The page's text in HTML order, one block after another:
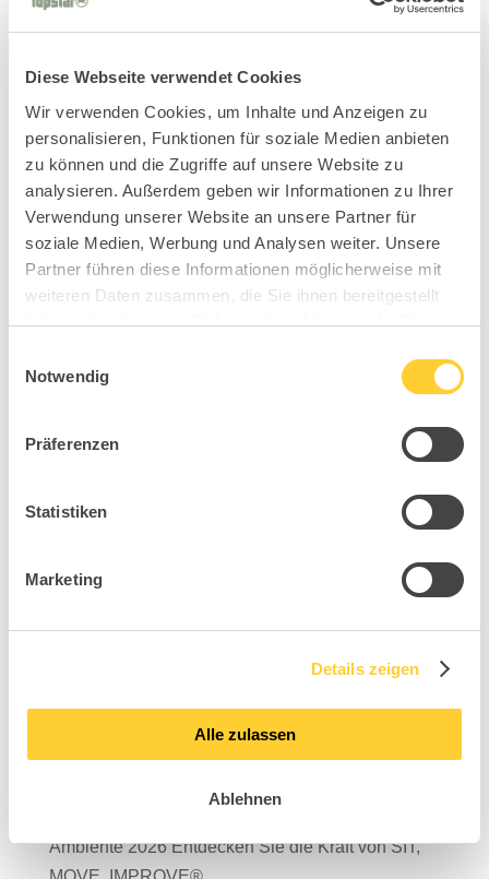
Diese Webseite verwendet Cookies
Wir verwenden Cookies, um Inhalte und Anzeigen zu
personalisieren, Funktionen für soziale Medien anbieten
zu können und die Zugriffe auf unsere Website zu
analysieren. Außerdem geben wir Informationen zu Ihrer
Verwendung unserer Website an unsere Partner für
soziale Medien, Werbung und Analysen weiter. Unsere
Partner führen diese Informationen möglicherweise mit
weiteren Daten zusammen, die Sie ihnen bereitgestellt
haben oder die sie im Rahmen Ihrer Nutzung der Dienste
Notwendig
Präferenzen
Statistiken
Marketing
Details zeigen
Alle zulassen
Ablehnen
Suchen
Nachhaltigkeitsbericht 2025 ist da!
TDR – Tag der Rückengesundheit 2026
Ambiente 2026 Entdecken Sie die Kraft von SIT,